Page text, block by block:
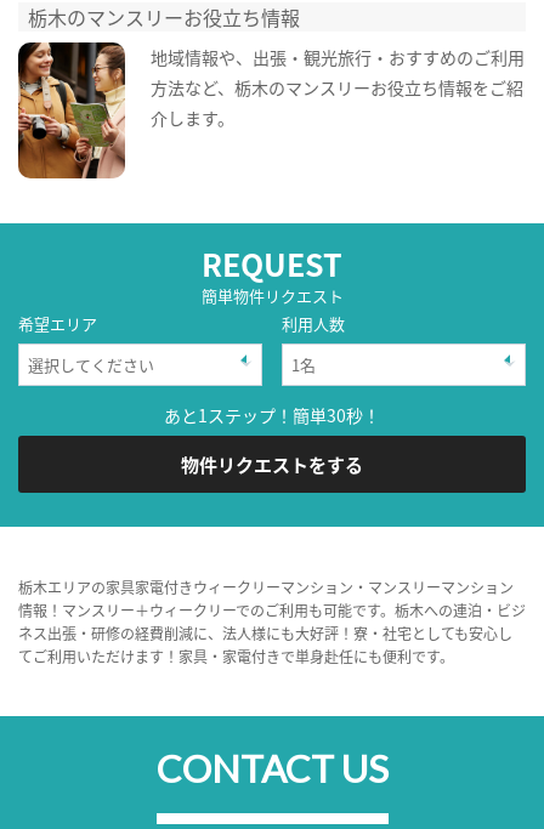
栃木のマンスリーお役立ち情報
地域情報や、出張・観光旅行・おすすめのご利用
方法など、栃木のマンスリーお役立ち情報をご紹
介します。
REQUEST
簡単物件リクエスト
希望エリア
利用人数
あと1ステップ！簡単30秒！
物件リクエストをする
栃木エリアの家具家電付きウィークリーマンション・マンスリーマンション
情報！マンスリー＋ウィークリーでのご利用も可能です。栃木への連泊・ビジ
ネス出張・研修の経費削減に、法人様にも大好評！寮・社宅としても安心し
てご利用いただけます！家具・家電付きで単身赴任にも便利です。
CONTACT US